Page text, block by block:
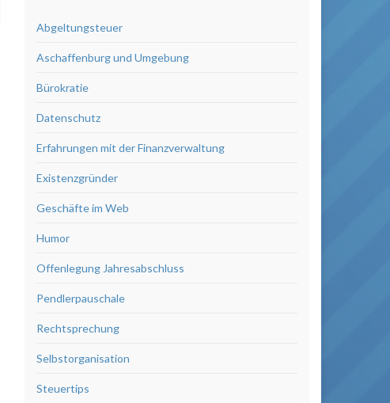
Abgeltungsteuer
Aschaffenburg und Umgebung
Bürokratie
Datenschutz
Erfahrungen mit der Finanzverwaltung
Existenzgründer
Geschäfte im Web
Humor
Offenlegung Jahresabschluss
Pendlerpauschale
Rechtsprechung
Selbstorganisation
Steuertips